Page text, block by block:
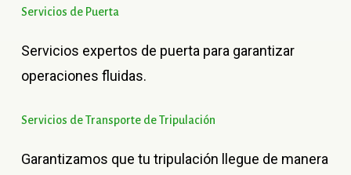
Servicios de Puerta
Servicios expertos de puerta para garantizar
operaciones fluidas.
Servicios deTransporte deTripulación
Garantizamos que tu tripulación llegue de manera